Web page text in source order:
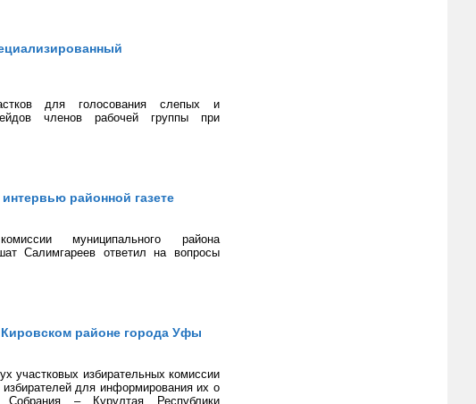
для голосования слепых и
членов рабочей группы при
районной газете
муниципального района
Салимгареев ответил на вопросы
районе города Уфы
участковых избирательных комиссии
для информирования их о
Собрания – Курултая Республики